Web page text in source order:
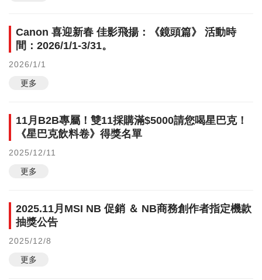
Canon 喜迎新春 佳影飛揚：《鏡頭篇》 活動時
間：2026/1/1-3/31。
2026/1/1
更多
11月B2B專屬！雙11採購滿$5000請您喝星巴克！
《星巴克飲料卷》得獎名單
2025/12/11
更多
2025.11月MSI NB 促銷 ＆ NB商務創作者指定機款
抽獎公告
2025/12/8
更多